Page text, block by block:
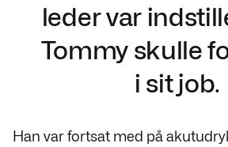
leder var
Tommy skulle
i sit job.
Han var fortsat med på